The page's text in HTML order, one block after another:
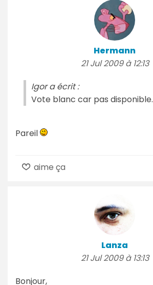
Hermann
21 Jul 2009 à 12:13
Igor a écrit :
Vote blanc car pas disponible.
Pareil
aime ça
Lanza
21 Jul 2009 à 13:13
Bonjour,